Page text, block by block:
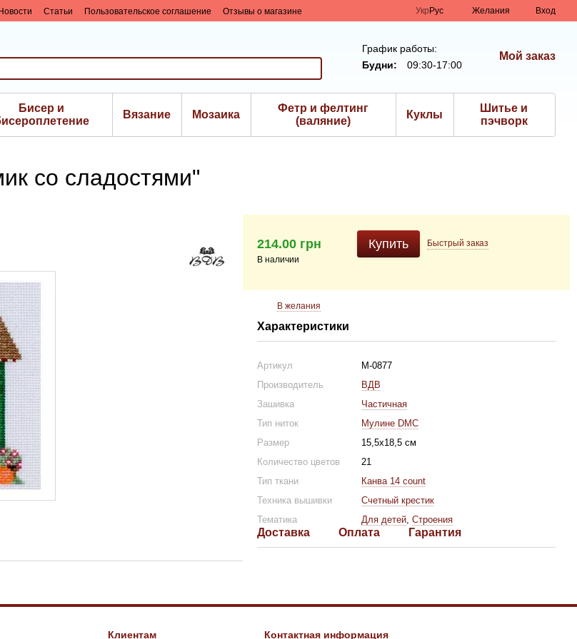
Новости Статьи Пользовательское соглашение
Отзывы о магазине
Укр Рус Желания Вход
График работы:
Будни:
09:30-17:00
Мой заказ
Бисер и
Вязание Мозаика
Фетр и фелтинг
(валяние)
Куклы
Шитье и
пэчворк
со сладостями"
214.00 грн
В наличии
Купить Быстрый заказ
В желания
Характеристики
Артикул
М-0877
Производитель
ВДВ
Зашивка
Частичная
Тип ниток
Мулине DMC
Размер
15,5х18,5 см
Количество цветов
21
Тип ткани
Канва 14 count
Техника вышивки
Счетный крестик
Тематика
Для детей, Строения
Доставка Оплата Гарантия
Клиентам Контактная информация